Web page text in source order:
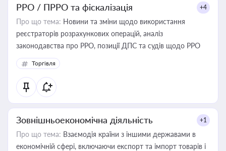
РРО / ПРРО та фіскалізація +4
Про що тема: Новини та зміни щодо використання
реєстраторів розрахункових операцій, аналіз
законодавства про РРО, позиції ДПС та судів щодо РРО
Торгівля
Зовнішньоекономічна діяльність +1
Про що тема: Взаємодія країни з іншими державами в
економічній сфері, включаючи експорт та імпорт товарів і